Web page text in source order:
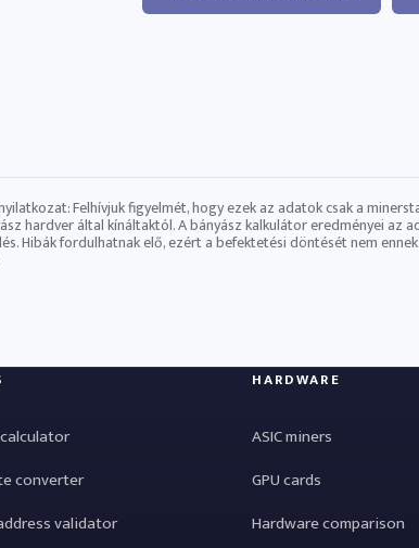
Felhívjuk figyelmét, hogy ezek az adatok csak a
​​hardver által kínáltaktól. A bányász ​​kalkulátor eredményei
Hibák fordulhatnak elő, ezért a befektetési döntését nem
converter
validator
HARDWARE
ASIC miners
GPU cards
Hardware comparison